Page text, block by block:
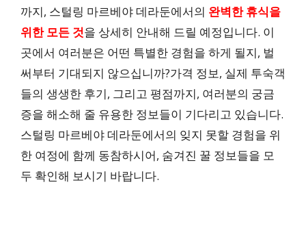
까지, 스털링 마르베야 데라둔에서의 완벽한 휴식을
위한 모든 것을 상세히 안내해 드릴 예정입니다. 이
곳에서 여러분은 어떤 특별한 경험을 하게 될지, 벌
써부터 기대되지 않으십니까?가격 정보, 실제 투숙객
들의 생생한 후기, 그리고 평점까지, 여러분의 궁금
증을 해소해 줄 유용한 정보들이 기다리고 있습니다.
스털링 마르베야 데라둔에서의 잊지 못할 경험을 위
한 여정에 함께 동참하시어, 숨겨진 꿀 정보들을 모
두 확인해 보시기 바랍니다.